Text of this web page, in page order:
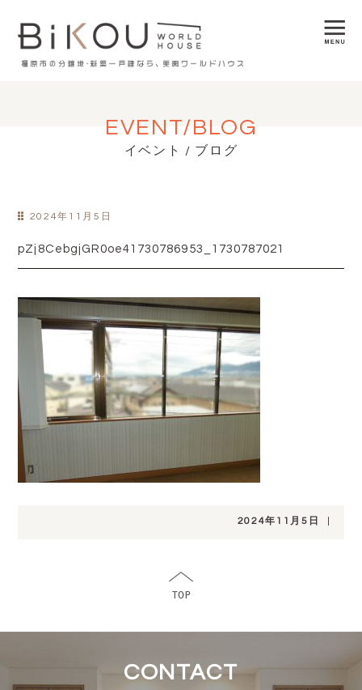
EVENT/BLOG
イベント / ブログ
2024年11月5日
pZj8CebgjGR0oe41730786953_1730787021
2024年11月5日
CONTACT